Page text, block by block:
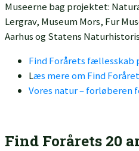
Museerne bag projektet:
Lergrav, Museum Mors, Fur
Aarhus og Statens
Find Forårets fællesskab
Læs mere om Find Foråret
Vores natur – forløberen
Find Forårets 20